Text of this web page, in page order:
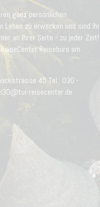
ganz persönlichen
Leben zu erwecken und sind Ihr
an Ihrer Seite - zu jeder Zeit!
Reisebüro am
45 Tel.: 030 -
reisecenter.de